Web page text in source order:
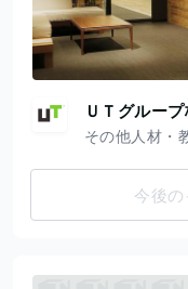
ＵＴグルー
その他人材・
今後